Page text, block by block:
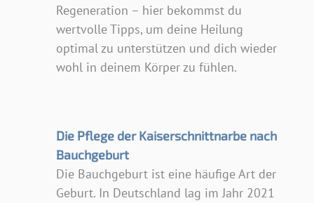
Regeneration – hier bekommst du
wertvolle Tipps, um deine Heilung
optimal zu unterstützen und dich wieder
wohl in deinem Körper zu fühlen.
Die Pflege der Kaiserschnittnarbe nach
Bauchgeburt
Die Bauchgeburt ist eine häufige Art der
Geburt. In Deutschland lag im Jahr 2021